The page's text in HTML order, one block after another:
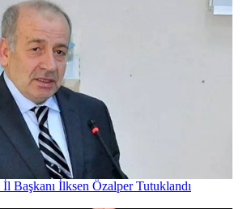
Başkanı İlksen Özalper Tutuklandı